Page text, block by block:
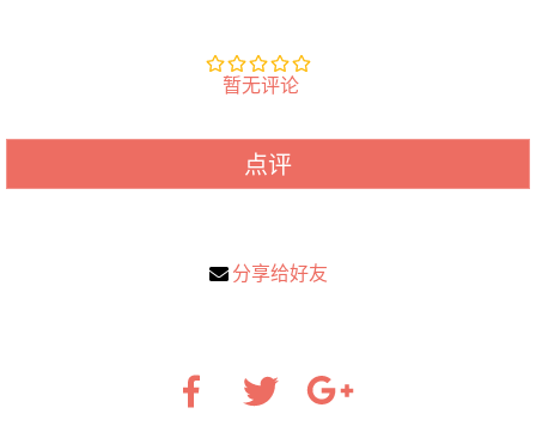
暂无评论
点评
分享给好友